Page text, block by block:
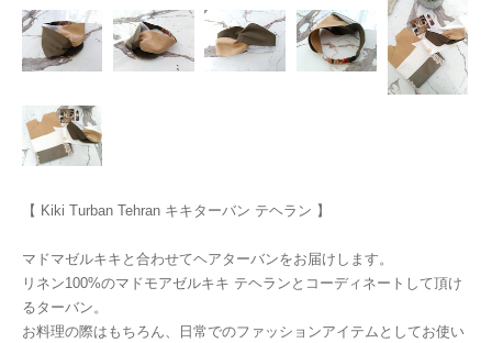
【 Kiki Turban Tehran キキターバン テヘラン 】
マドマゼルキキと合わせてヘアターバンをお届けします。
リネン100%のマドモアゼルキキ テヘランとコーディネートして頂け
るターバン。
お料理の際はもちろん、日常でのファッションアイテムとしてお使い